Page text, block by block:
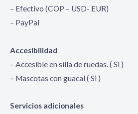
– Efectivo (COP – USD- EUR)
– PayPal
Accesibilidad
– Accesible en silla de ruedas. ( Si )
– Mascotas con guacal ( Si )
Servicios adicionales